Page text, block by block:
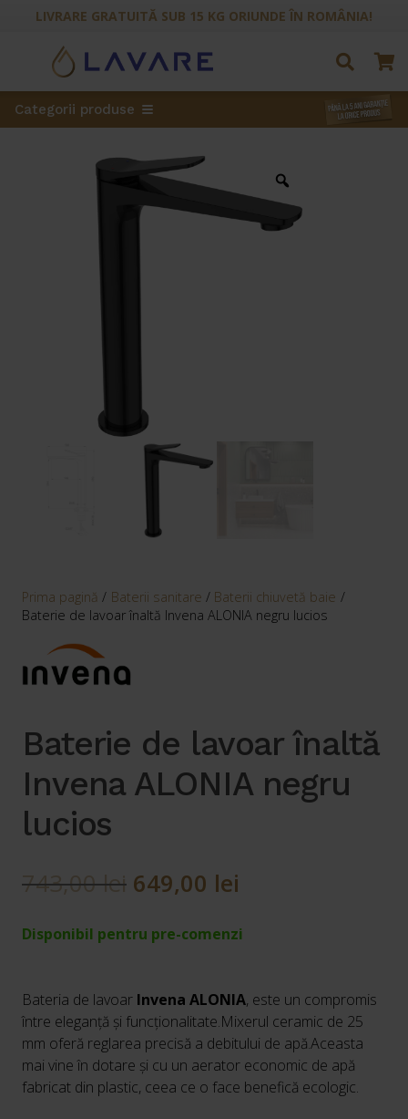
LIVRARE GRATUITĂ SUB 15 KG ORIUNDE ÎN ROMÂNIA!
Categorii produse
Prima pagină / Baterii sanitare / Baterii chiuvetă baie /
Baterie de lavoar înaltă Invena ALONIA negru lucios
Baterie de lavoar înaltă
Invena ALONIA negru
lucios
743,00lei Prețul
fost:
743,00 lei.
649,00 lei
649,00 lei.
Disponibil pentru pre-comenzi
Bateria de lavoar Invena ALONIA, este un compromis
între eleganță și funcționalitate.Mixerul ceramic de 25
mm oferă reglarea precisă a debitului de apă.Aceasta
mai vine în dotare și cu un aerator economic de apă
fabricat din plastic, ceea ce o face benefică ecologic.